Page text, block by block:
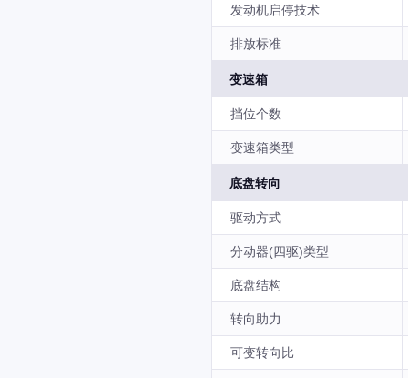
发动机启停技术
排放标准
变速箱
挡位个数
变速箱类型
底盘转向
驱动方式
分动器(四驱)类型
底盘结构
转向助力
可变转向比